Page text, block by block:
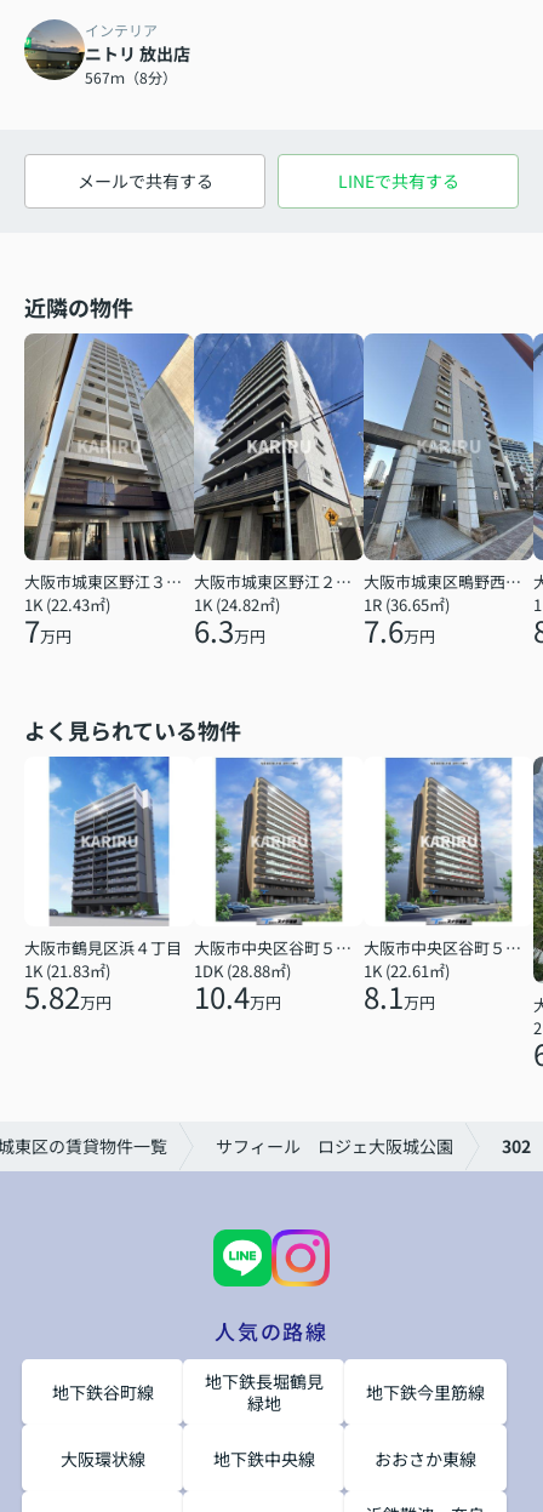
インテリア
ニトリ 放出店
567ｍ（8分）
メールで共有する LINEで共有する
近隣の物件
大阪市城東区野江３丁目
1K (22.43㎡)
7万円
大阪市城東区野江２丁目
1K (24.82㎡)
6.3万円
大阪市城東区鴫野西２丁目
1R (36.65㎡)
7.6万円
よく見られている物件
大阪市鶴見区浜４丁目
1K (21.83㎡)
5.82万円
大阪市中央区谷町５丁目
1DK (28.88㎡)
10.4万円
大阪市中央区谷町５丁目
1K (22.61㎡)
8.1万円
東区の賃貸物件一覧 サフィール ロジェ大阪城公園 302
人気の路線
地下鉄谷町線
地下鉄長堀鶴見
緑地
地下鉄今里筋線
大阪環状線 地下鉄中央線 おおさか東線